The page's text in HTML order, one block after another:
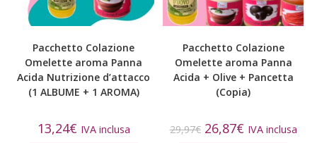
Pacchetto Colazione
Omelette aroma Panna
Acida Nutrizione d’attacco
(1 ALBUME + 1 AROMA)
13,24€ IVA inclusa
Pacchetto Colazione
Omelette aroma Panna
Acida + Olive + Pancetta
(Copia)
29,97€ 26,87€ IVA inclusa